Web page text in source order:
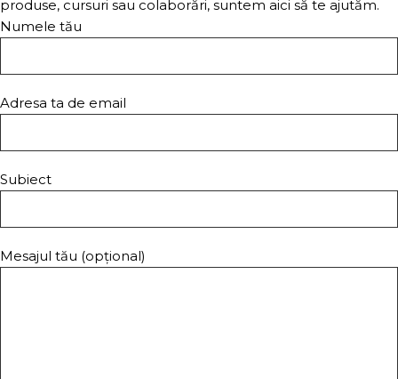
produse, cursuri sau colaborări, suntem aici să te ajutăm.
Numele tău
Adresa ta de email
Subiect
Mesajul tău (opțional)